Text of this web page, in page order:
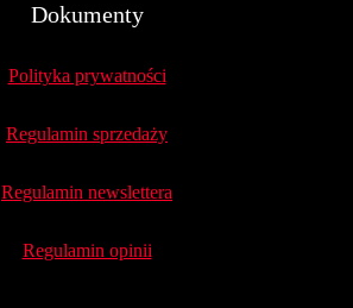
Dokumenty
Polityka prywatności
Regulamin sprzedaży
Regulamin newslettera
Regulamin opinii